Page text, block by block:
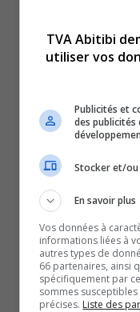
Immigration :
travailleurs
13 mars 2026
CULTUREL
TVA Abitibi
utiliser vos
Publicités et
des publicités
Stocker et/ou
En savoir plus
Vos données à
informations liées à
autres types de
66 partenaires, ainsi
spécifiquement par
sommes
précises. Liste des